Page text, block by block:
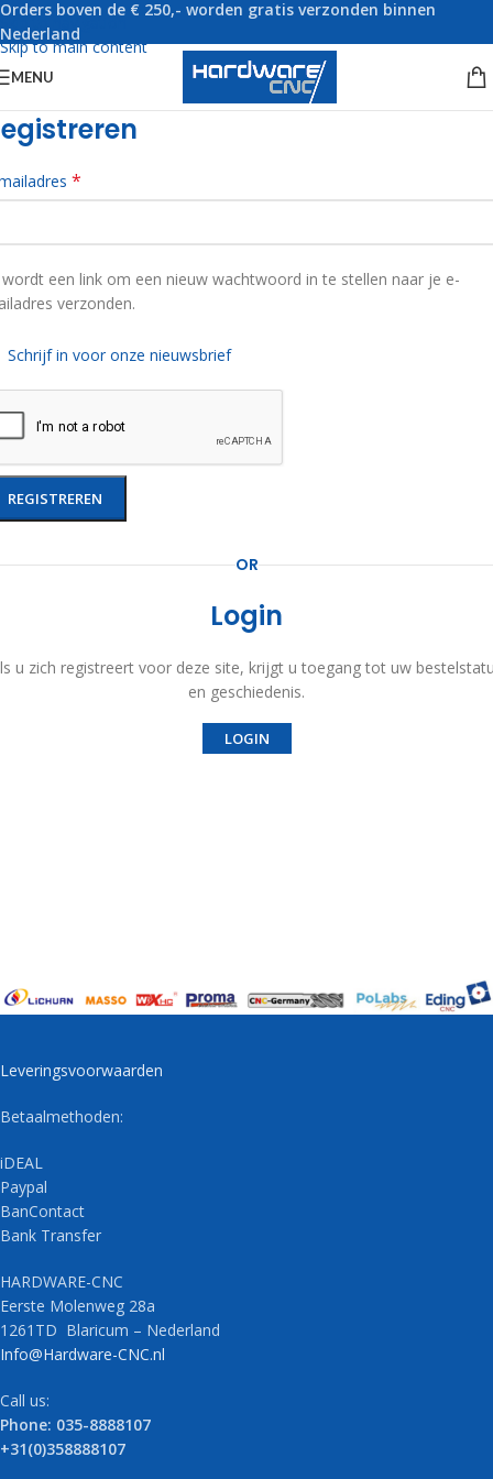
Skip to navigation
Skip to main content
Orders boven de € 250,- worden gratis verzonden binnen
Nederland
MENU
*
wordt een link om een nieuw wachtwoord in te stellen naar je e-
verzonden.
Schrijf in voor onze nieuwsbrief
REGISTREREN
OR
Login
u zich registreert voor deze site, krijgt u toegang tot uw
en geschiedenis.
LOGIN
Leveringsvoorwaarden
Betaalmethoden:
iDEAL
Paypal
BanContact
Bank Transfer
HARDWARE-CNC
Eerste Molenweg 28a
1261TD Blaricum – Nederland
Info@Hardware-CNC.nl
Call us:
Phone: 035-8888107
+31(0)358888107